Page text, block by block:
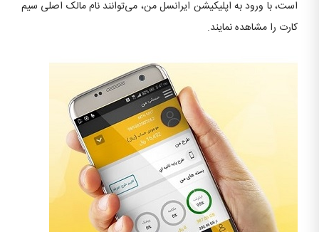
است، با ورود به اپلیکیشن ایرانسل من، می‌توانند نام مالک اصلی سیم
کارت را مشاهده نمایند.